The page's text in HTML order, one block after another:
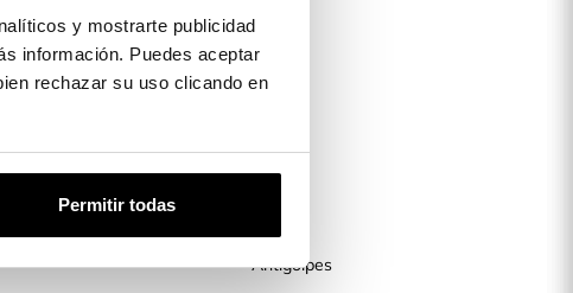
y mostrarte publicidad
información. Puedes aceptar
rechazar su uso clicando en
Permitir todas